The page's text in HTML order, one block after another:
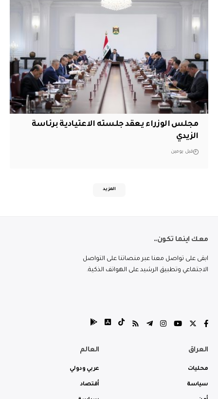
مجلس الوزراء يعقد جلسته الاعتيادية برئاسة
الزيدي
قبل يومين
المزيد
معك اينما تكون..
ابقى على تواصل معنا عبر منصاتنا على التواصل
الاجتماعي وتطبيق الرشيد على الهواتف الذكية.
العراق
محليات
سياسة
العالم
عربي ودولي
أقتصاد